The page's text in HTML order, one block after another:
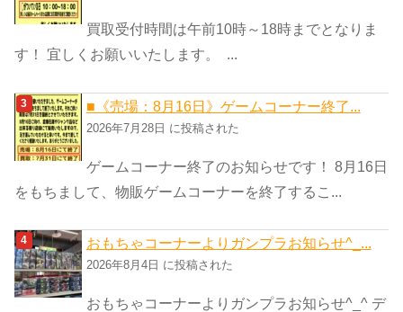
買取受付時間は午前10時～18時までとなりま
す！ 宜しくお願いいたします。 ...
■《売場：8月16日》ゲームコーナー終了...
2026年7月28日 に投稿された
ゲームコーナー終了のお知らせです！ 8月16日
をもちまして、物販ゲームコーナーを終了するこ...
おもちゃコーナーよりガンプラお知らせ^_...
2026年8月4日 に投稿された
おもちゃコーナーよりガンプラお知らせ^_^ デ